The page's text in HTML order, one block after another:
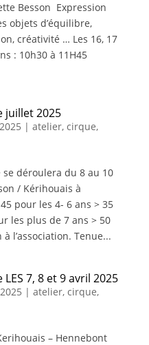
Besson Expression
objets d’équilibre,
créativité … Les 16, 17
: 10h30 à 11H45
juillet 2025
| atelier, cirque,
déroulera du 8 au 10
/ Kérihouais à
pour les 4- 6 ans > 35
les plus de 7 ans > 50
l’association. Tenue...
LES 7, 8 et 9 avril 2025
| atelier, cirque,
– Hennebont